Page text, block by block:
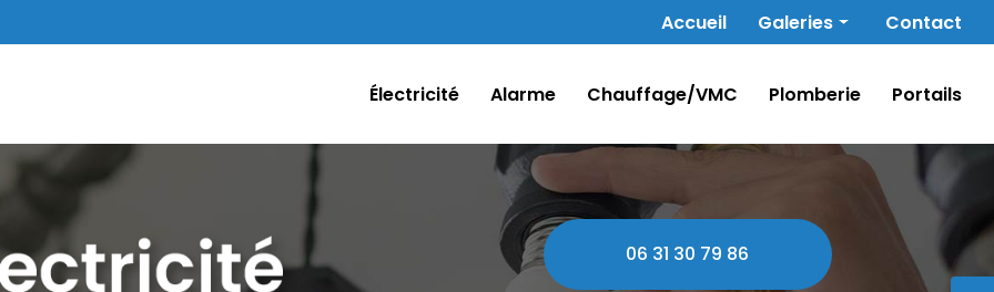
Navigation secondaire
Accueil Galeries
Alarme
Chauffage/VMC
Portails
Contact
Électricité
Alarme Chauffage/VMC Plomberie Portails
06 31 30 79 86